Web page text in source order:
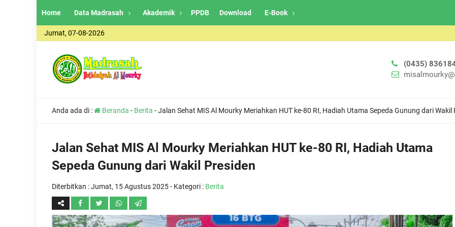
Home Data Madrasah Akademik PPDB Download E-Book
Jumat, 07-08-2026
(0435)
Anda ada di : Beranda - Berita -Jalan Sehat MIS Al Mourky Meriahkan HUT ke-80 RI, Hadiah Utama Sepeda Gunung dari Wakil
Jalan Sehat MIS Al Mourky Meriahkan HUT ke-80 RI, Hadiah Utama
Sepeda Gunung dari Wakil Presiden
Diterbitkan :Jumat, 15 Agustus 2025- Kategori : Berita